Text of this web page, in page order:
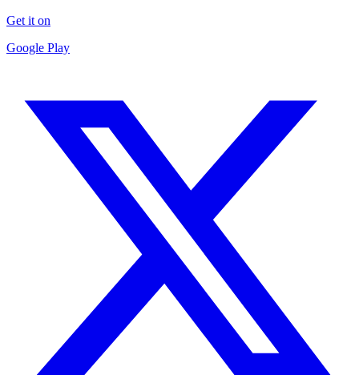
Get it on
Google Play